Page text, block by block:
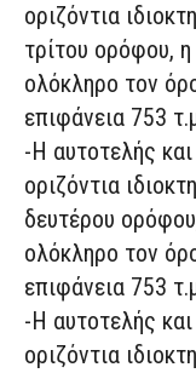
οριζόντια
τρίτου ορόφου,
ολόκληρο τον
επιφάνεια 753
-Η αυτοτελής και
οριζόντια
δευτέρου
ολόκληρο τον
επιφάνεια 753
-Η αυτοτελής
οριζόντια